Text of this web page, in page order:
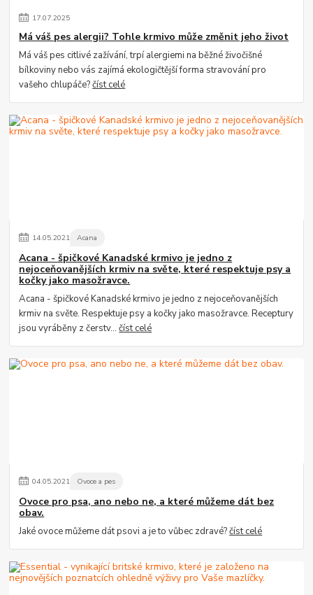
17.07.2025
Má váš pes alergii? Tohle krmivo může změnit jeho život
Má váš pes citlivé zažívání, trpí alergiemi na běžné živočišné
bílkoviny nebo vás zajímá ekologičtější forma stravování pro
vašeho chlupáče?číst celé
14.05.2021 Acana
Acana - špičkové Kanadské krmivo je jedno z
nejoceňovanějších krmiv na světe, které respektuje psy a
kočky jako masožravce.
Acana - špičkové Kanadské krmivo je jedno z nejoceňovanějších
krmiv na světe. Respektuje psy a kočky jako masožravce. Receptury
jsou vyráběny z čerstv...číst celé
04.05.2021 Ovoce a pes
Ovoce pro psa, ano nebo ne, a které můžeme dát bez
obav.
Jaké ovoce můžeme dát psovi a je to vůbec zdravé?číst celé